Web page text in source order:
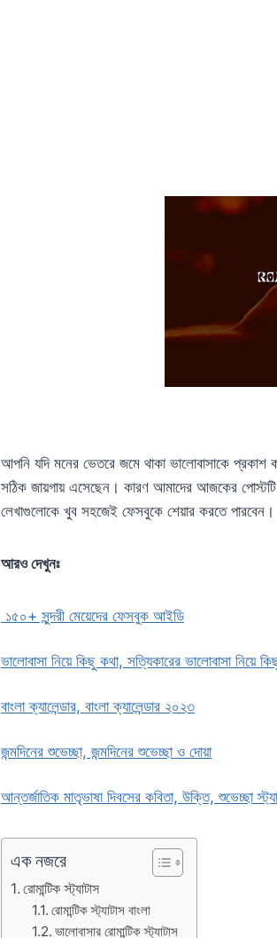
আপনি যদি মনের ভেতরে জমে থাকা ভালোবাসাকে প্রকাশ
সঠিক জায়গায় এসেছেন। কারণ আমাদের আজকের পোস্টটি
লেখাগুলোকে খুব সহজেই ফেসবুকে শেয়ার করতে পারবেন।
আরও দেখুনঃ
১৫০+ সুন্দরী মেয়েদের ফেসবুক আইডি
ভালোবাসা নিয়ে কিছু কথা, সত্যিকারের ভালোবাসা নিয়ে
বাংলা ক্যালেন্ডার, বাংলা ক্যালেন্ডার ২০২৩
জন্মদিনের শুভেচ্ছা, জন্মদিনের শুভেচ্ছা ও দোয়া
আন্তর্জাতিক মাতৃভাষা দিবসের কবিতা, উক্তি, শুভেচ্ছা
এক নজরে
রোমান্টিক স্ট্যাটাস
রোমান্টিক স্ট্যাটাস বাংলা
ভালোবাসার রোমান্টিক স্ট্যাটাস